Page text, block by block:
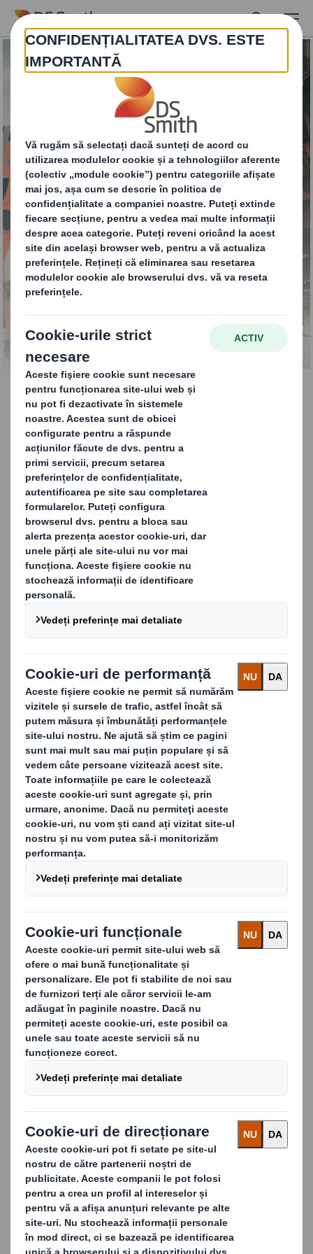
Skip to main content
Gestionarea totală a
deșeurilor
Gestionarea totală a
deșeurilor
Serviciile integrate de gestionare a
deșeurilor de la DS Smith le oferă clienților
noștri soluții eficiente, rentabile și
inovatoare, toate gestionate central de un
singur furnizor. Considerăm că materialele
reciclabile nu trebuie incinerate, astfel încât
serviciile noastre nu vor face compromisuri în
ceea ce privește obiectivele dvs. de reciclare
și sustenabilitate.
LUAȚI LEGĂTURA CU NOI
Îmbunătățirea gestionării
deșeurilor, pas cu pas
Indiferent de fluxurile dvs. de deșeuri, rămânem
aproape pentru a vă ajuta cu fiecare aspect al
strategiei dvs. de gestionare a deșeurilor. Fie că este
vorba de rețeaua noastră logistică și de depozite, fie
de rețeaua noastră de parteneri de încredere, vom
gestiona întregul proces în numele dvs.
Examinăm modul în care afacerea dvs. gestionează
deșeurile, explorând diferitele fluxuri de deșeuri,
pentru a identifica modul în care putem reduce
deșeurile și opri trimiterea resurselor potențial
valoroase la incinerare sau la groapa de gunoi
Zero deșeuri trimise